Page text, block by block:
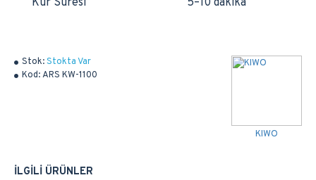
Kür Süresi 5–10 dakika
Stok:Stokta Var
Kod:ARS KW-1100
KIWO
İLGILI ÜRÜNLER